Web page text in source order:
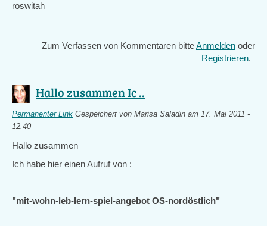
roswitah
Zum Verfassen von Kommentaren bitteAnmelden oder
Registrieren.
Hallo zusammen Ic ..
Permanenter Link Gespeichert von Marisa Saladin am 17. Mai 2011 -
12:40
Hallo zusammen
Ich habe hier einen Aufruf von :
"mit-wohn-leb-lern-spiel-angebot OS-nordöstlich"